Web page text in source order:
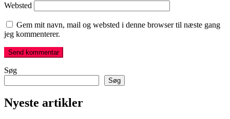
Websted
Gem mit navn, mail og websted i denne browser til næste gang
jeg kommenterer.
Søg
Søg
Nyeste artikler